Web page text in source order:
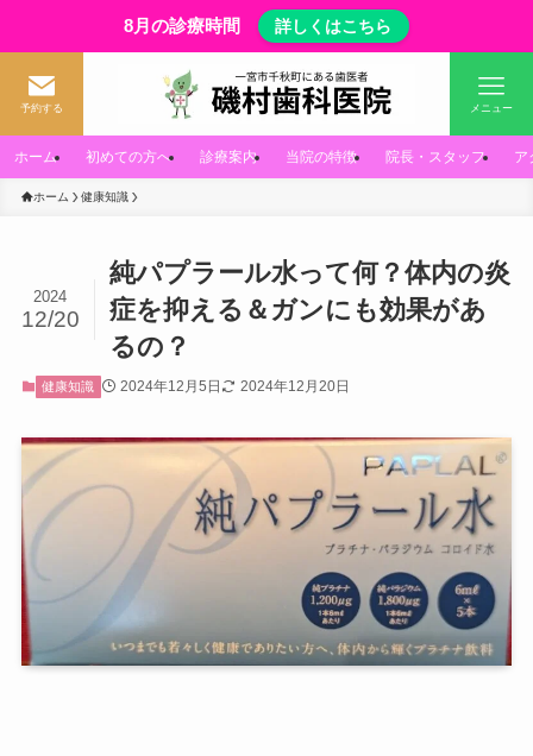
8月の診療時間 詳しくはこちら
予約する メニュー
ホーム 初めての方へ 診療案内 当院の特徴 院長・スタッフ ア
ホーム 健康知識
純パプラール水って何？体内の炎
症を抑える＆ガンにも効果があ
るの？
2024
12/20
健康知識 2024年12月5日 2024年12月20日